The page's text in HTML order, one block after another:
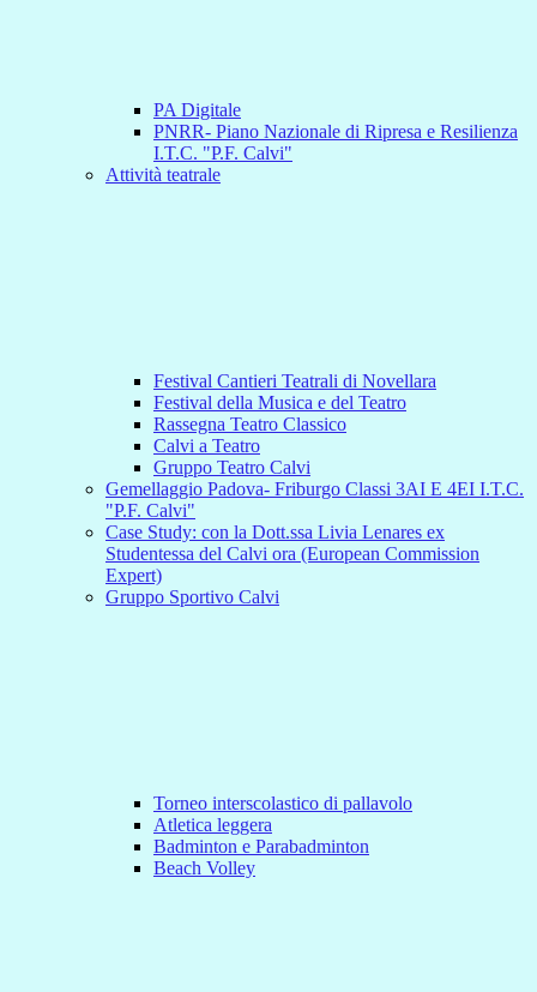
PA Digitale
PNRR- Piano Nazionale di Ripresa e Resilienza
I.T.C. "P.F. Calvi"
Attività teatrale
Festival Cantieri Teatrali di Novellara
Festival della Musica e del Teatro
Rassegna Teatro Classico
Calvi a Teatro
Gruppo Teatro Calvi
Gemellaggio Padova- Friburgo Classi 3AI E 4EI I.T.C.
"P.F. Calvi"
Case Study: con la Dott.ssa Livia Lenares ex
Studentessa del Calvi ora (European Commission
Expert)
Gruppo Sportivo Calvi
Torneo interscolastico di pallavolo
Atletica leggera
Badminton e Parabadminton
Beach Volley